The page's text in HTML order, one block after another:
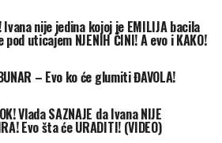
Ivana nije jedina kojoj je EMILIJA bacila
pod uticajem NJENIH ČINI! A evo i KAKO!
– Evo ko će glumiti ĐAVOLA!
Vlada SAZNAJE da Ivana NIJE
Evo šta će URADITI! (VIDEO)